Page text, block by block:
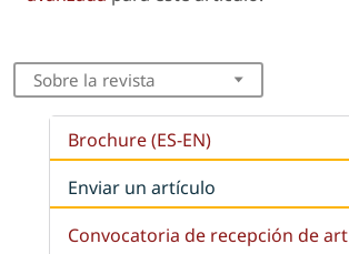
Sobre la revista
Brochure (ES-EN)
Enviar un artículo
Convocatoria de recepción de art